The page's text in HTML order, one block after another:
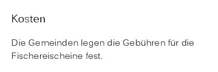
Kosten
Die Gemeinden legen die Gebühren für die
Fischereischeine fest.